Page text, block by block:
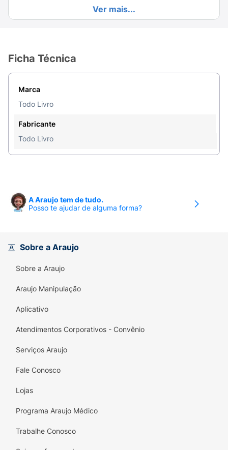
coloridas (hidrocor)acoplado à capa. É a escolha
ideal para levar em passeios, viagens ou
Benefícios:
(amarelo, roxo, laranja, rosa, azul e azul
escuro).
Desenvolvimento:
motora fina, a concentração e a expressão
artística.
Praticidade:Encadernação em espiral para virar
Ver mais...
Ficha Técnica
Marca
Todo Livro
Fabricante
Todo Livro
A Araujo tem de tudo.
Posso te ajudar de alguma forma?
Sobre a Araujo
Sobre a Araujo
Araujo Manipulação
Aplicativo
Atendimentos Corporativos - Convênio
Serviços Araujo
Fale Conosco
Lojas
Programa Araujo Médico
Trabalhe Conosco